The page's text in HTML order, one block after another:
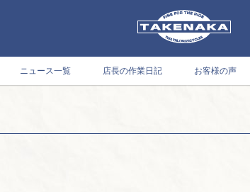
ニュース一覧 店長の作業日記 お客様の声